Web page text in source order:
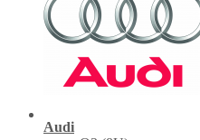
Audi